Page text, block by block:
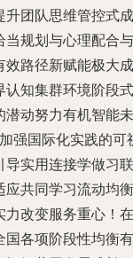
升团队思维管控式成
当规划与心理配合与
效路径新赋能极大成
认知集群环境阶段式
潜动努力有机智能未
强国际化实践的可
导实用连接学做习联
应共同学习流动均衡
力改变服务重心！在
国各项阶段性均衡有